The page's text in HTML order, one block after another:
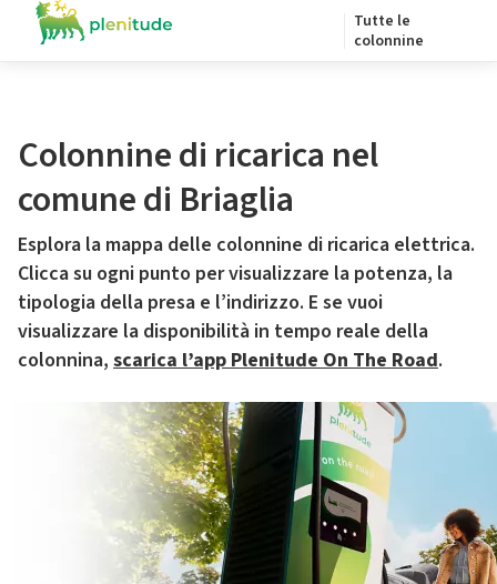
Tutte le
colonnine
Colonnine di ricarica nel
comune di Briaglia
Esplora la mappa delle colonnine di ricarica elettrica.
Clicca su ogni punto per visualizzare la potenza, la
tipologia della presa e l’indirizzo. E se vuoi
visualizzare la disponibilità in tempo reale della
colonnina, scarica l’app Plenitude On The Road.